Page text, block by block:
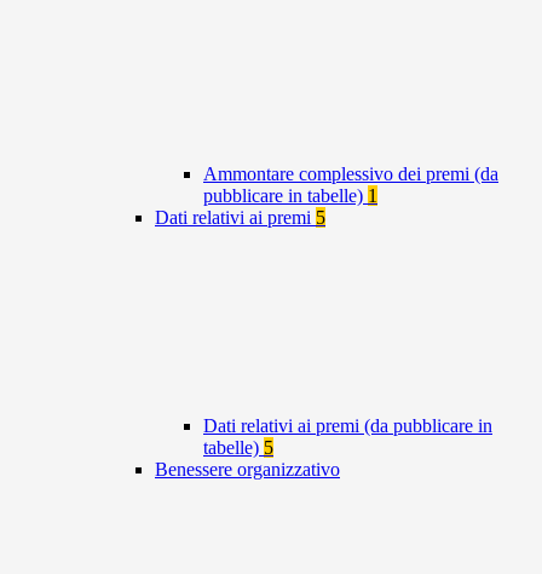
Ammontare complessivo dei premi (da
pubblicare in tabelle) 1
Dati relativi ai premi 5
Dati relativi ai premi (da pubblicare in
tabelle) 5
Benessere organizzativo